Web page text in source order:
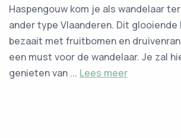
Haspengouw kom je als wandelaar
ander type Vlaanderen. Dit glooiende
bezaait met fruitbomen en
een must voor de wandelaar. Je zal
genieten van ... Lees meer